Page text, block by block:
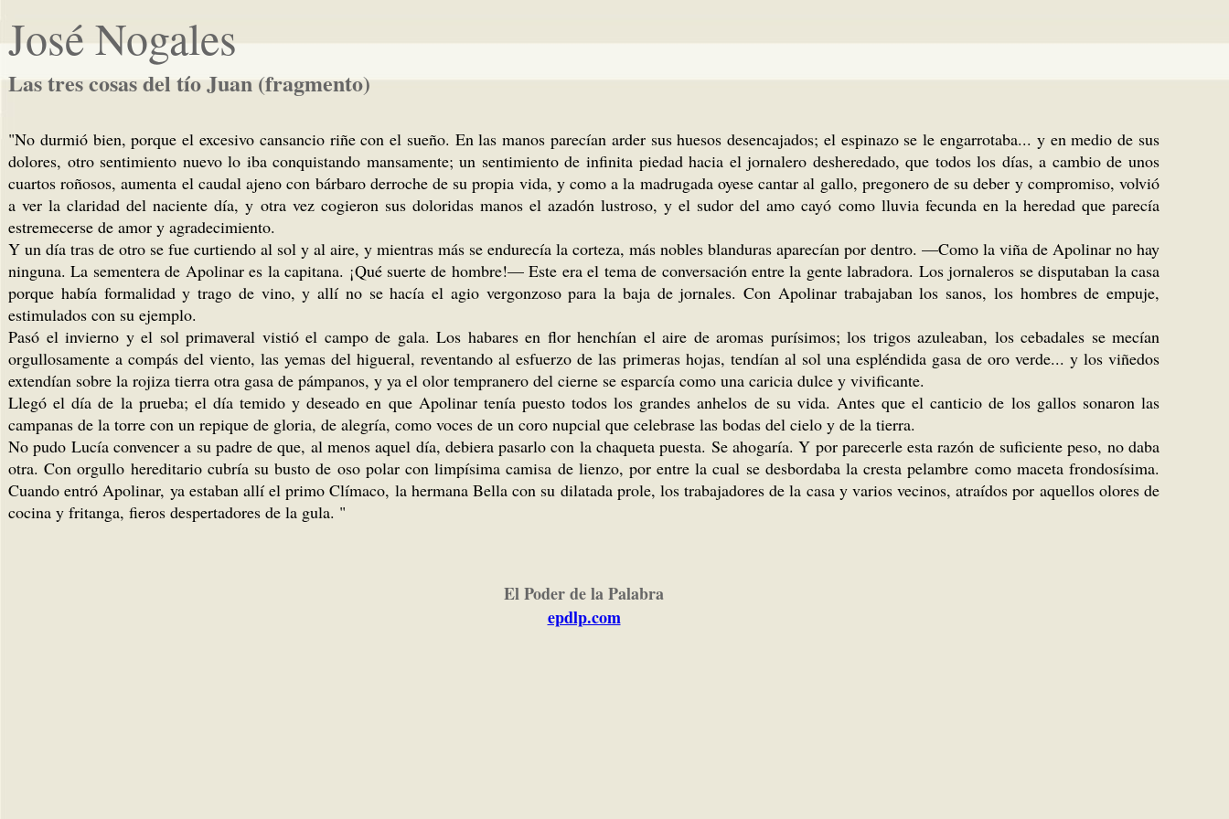
José Nogales
Las tres cosas del tío Juan (fragmento)
"No durmió bien, porque el excesivo cansancio riñe con el sueño. En las manos parecían arder sus huesos desencajados; el espinazo se le engarrotaba... y en medio de sus
dolores, otro sentimiento nuevo lo iba conquistando mansamente; un sentimiento de infinita piedad hacia el jornalero desheredado, que todos los días, a cambio de unos
cuartos roñosos, aumenta el caudal ajeno con bárbaro derroche de su propia vida, y como a la madrugada oyese cantar al gallo, pregonero de su deber y compromiso, volvió
a ver la claridad del naciente día, y otra vez cogieron sus doloridas manos el azadón lustroso, y el sudor del amo cayó como lluvia fecunda en la heredad que parecía
estremecerse de amor y agradecimiento.
Y un día tras de otro se fue curtiendo al sol y al aire, y mientras más se endurecía la corteza, más nobles blanduras aparecían por dentro. —Como la viña de Apolinar no hay
ninguna. La sementera de Apolinar es la capitana. ¡Qué suerte de hombre!— Este era el tema de conversación entre la gente labradora. Los jornaleros se disputaban la casa
porque había formalidad y trago de vino, y allí no se hacía el agio vergonzoso para la baja de jornales. Con Apolinar trabajaban los sanos, los hombres de empuje,
estimulados con su ejemplo.
Pasó el invierno y el sol primaveral vistió el campo de gala. Los habares en flor henchían el aire de aromas purísimos; los trigos azuleaban, los cebadales se mecían
orgullosamente a compás del viento, las yemas del higueral, reventando al esfuerzo de las primeras hojas, tendían al sol una espléndida gasa de oro verde... y los viñedos
extendían sobre la rojiza tierra otra gasa de pámpanos, y ya el olor tempranero del cierne se esparcía como una caricia dulce y vivificante.
Llegó el día de la prueba; el día temido y deseado en que Apolinar tenía puesto todos los grandes anhelos de su vida. Antes que el canticio de los gallos sonaron las
campanas de la torre con un repique de gloria, de alegría, como voces de un coro nupcial que celebrase las bodas del cielo y de la tierra.
No pudo Lucía convencer a su padre de que, al menos aquel día, debiera pasarlo con la chaqueta puesta. Se ahogaría. Y por parecerle esta razón de suficiente peso, no daba
otra. Con orgullo hereditario cubría su busto de oso polar con limpísima camisa de lienzo, por entre la cual se desbordaba la cresta pelambre como maceta frondosísima.
Cuando entró Apolinar, ya estaban allí el primo Clímaco, la hermana Bella con su dilatada prole, los trabajadores de la casa y varios vecinos, atraídos por aquellos olores de
cocina y fritanga, fieros despertadores de la gula. "
El Poder de la Palabra
epdlp.com